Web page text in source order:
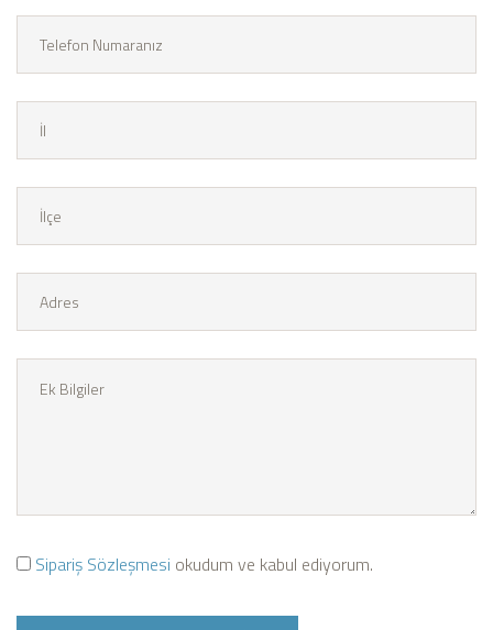
Sipariş Sözleşmesi okudum ve kabul ediyorum.